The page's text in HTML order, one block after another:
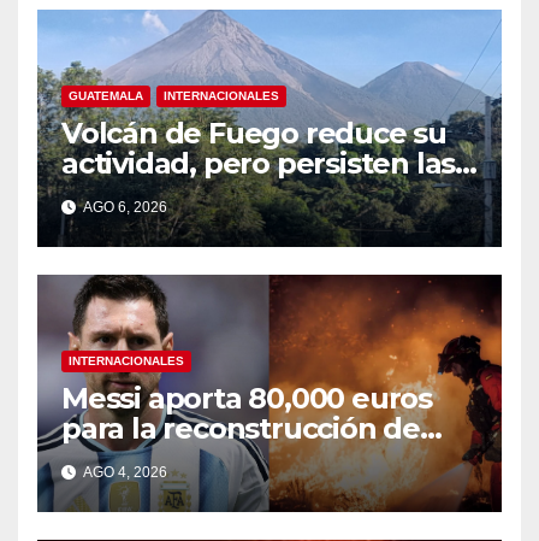
GUATEMALA INTERNACIONALES
Volcán de Fuego reduce su
actividad, pero persisten las
alertas
AGO 6, 2026
INTERNACIONALES
Messi aporta 80,000 euros
para la reconstrucción de
zonas afectadas por incendio
en Madrid
AGO 4, 2026